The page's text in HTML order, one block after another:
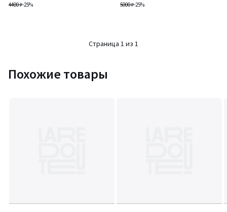
4400 ₽-25% 5000 ₽-25%
Страница 1 из 1
Похожие товары